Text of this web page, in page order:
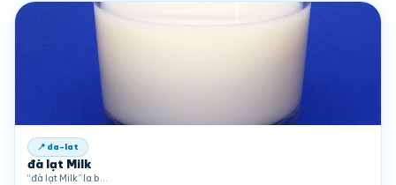
📍 da-lat
đà lạt Milk
“đà lạt Milk” la b…